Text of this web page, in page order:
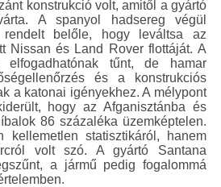
konstrukció volt, amitől a gyártó
A spanyol hadsereg végül
belőle, hogy leváltsa az
Nissan és Land Rover flottáját. A
elfogadhatónak tűnt, de hamar
és a konstrukciós
a katonai igényekhez. A mélypont
hogy az Afganisztánba és
86 százaléka üzemképtelen.
kellemetlen statisztikáról, hanem
volt szó. A gyártó Santana
a jármű pedig fogalommá